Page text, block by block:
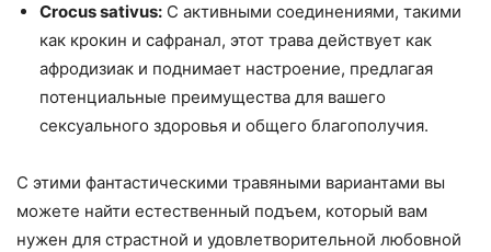
Crocus sativus: С активными соединениями, такими
как крокин и сафранал, этот трава действует как
афродизиак и поднимает настроение, предлагая
потенциальные преимущества для вашего
сексуального здоровья и общего благополучия.
С этими фантастическими травяными вариантами вы
можете найти естественный подъем, который вам
нужен для страстной и удовлетворительной любовной